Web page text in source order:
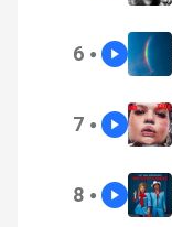
6 ●
7 ●
8 ●